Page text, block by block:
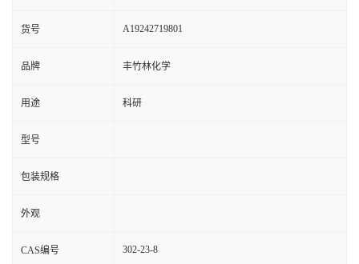
货号 A19242719801
品牌 丰竹林化学
用途 科研
型号
包装规格
外观
CAS编号 302-23-8